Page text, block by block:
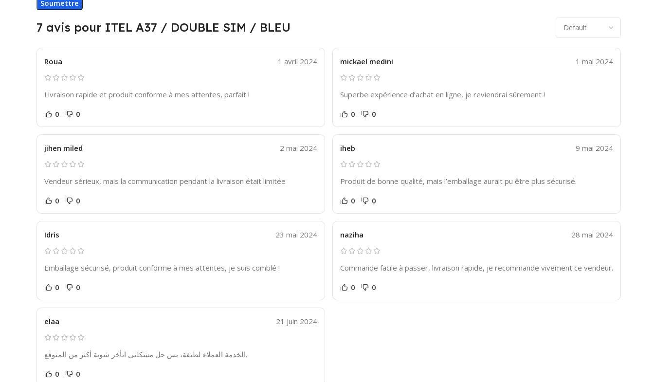
7 avis pour ITEL A37 / DOUBLE SIM / BLEU
Roua 1 avril 2024
Livraison rapide et produit conforme à mes attentes, parfait !
0 0
mickael medini 1 mai 2024
Superbe expérience d’achat en ligne, je reviendrai sûrement !
0 0
jihen miled 2 mai 2024
Vendeur sérieux, mais la communication pendant la livraison était limitée
0 0
iheb 9 mai 2024
Produit de bonne qualité, mais l’emballage aurait pu être plus sécurisé.
0 0
Idris 23 mai 2024
Emballage sécurisé, produit conforme à mes attentes, je suis comblé !
0 0
naziha 28 mai 2024
Commande facile à passer, livraison rapide, je recommande vivement ce vendeur.
0 0
elaa 21 juin 2024
الخدمة العملاء لطيفة، بس حل مشكلتي اتأخر شوية أكثر من المتوقع.
0 0